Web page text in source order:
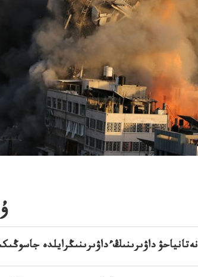
نەتانياحۋ داۋىرىنىڭءداۋىرىنىڭرايلدە